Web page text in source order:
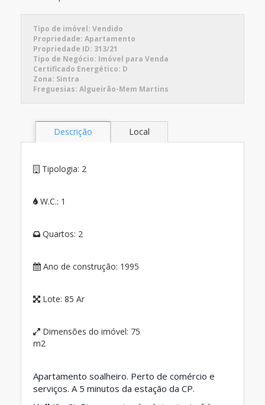
Tipo de imóvel: Vendido
Propriedade: Apartamento
Propriedade ID: 313/21
Tipo de Negócio: Imóvel para Venda
Certificado Energético: D
Zona: Sintra
Freguesias: Algueirão-Mem Martins
Descrição Local
Tipologia: 2
W.C.: 1
Quartos: 2
Ano de construção: 1995
Lote: 85 Ar
Dimensões do imóvel: 75
m2
Apartamento soalheiro. Perto de comércio e
serviços. A 5 minutos da estação da CP.